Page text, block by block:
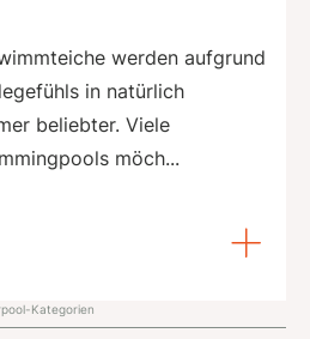
werden aufgrund
in natürlich
beliebter. Viele
möch...
Kategorien